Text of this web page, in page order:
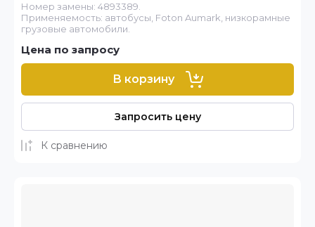
Номер замены: 4893389.
Применяемость: автобусы, Foton Aumark, низкорамные
грузовые автомобили.
Цена по запросу
В корзину
Запросить цену
К сравнению